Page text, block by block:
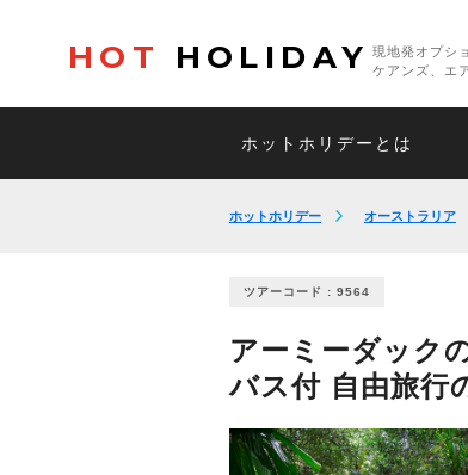
HOT HOLIDAY
現地発オプシ
ケアンズ、エ
ホットホリデーとは
ホットホリデー オーストラリア
ツアーコード : 9564
アーミーダック
バス付 自由旅行